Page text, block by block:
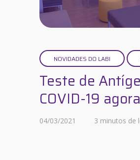
NOVIDADES DO LABI
Teste de
COVID-19
04/03/2021 3 minutos de